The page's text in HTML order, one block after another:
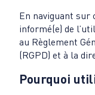
En naviguant sur
informé(e) de
au Règlement
(RGPD) et à la
Pourquoi